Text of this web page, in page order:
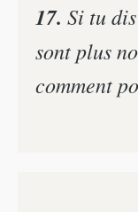
17. Si tu
sont plus
comment